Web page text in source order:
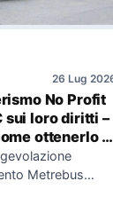
26 Lug
No Profit
sui loro diritti –
ottenerlo e
Metrebus